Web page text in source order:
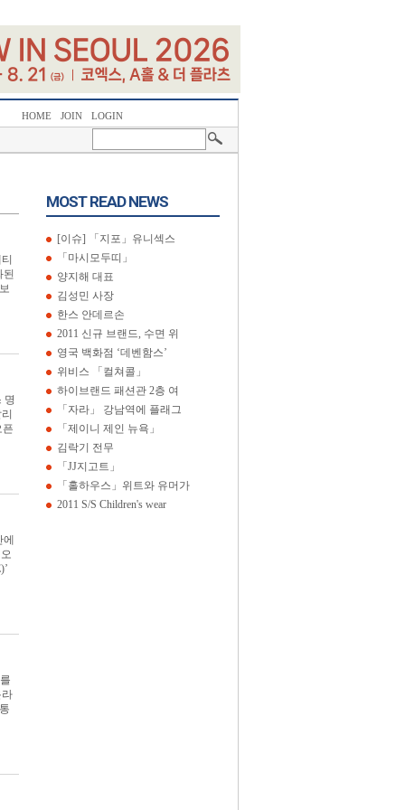
HOME JOIN LOGIN
된
명
픈
라
MOST READ NEWS
[이슈] 「지포」유니섹스
「마시모두띠」
양지해 대표
김성민 사장
한스 안데르손
2011 신규 브랜드, 수면 위
영국 백화점 ‘데벤함스’
위비스 「컬쳐콜」
하이브랜드 패션관 2층 여
「자라」 강남역에 플래그
「제이니 제인 뉴욕」
김락기 전무
「JJ지고트」
「홀하우스」위트와 유머가
2011 S/S Children's wear